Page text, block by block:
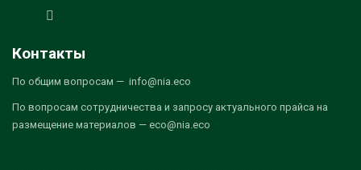
Контакты
По общим вопросам — info@nia.eco
По вопросам сотрудничества и запросу актуального прайса на
размещение материалов — eco@nia.eco